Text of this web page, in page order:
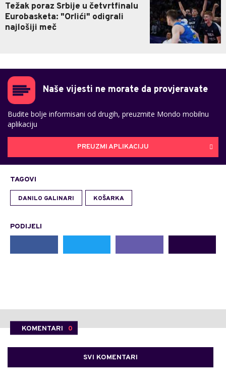
Težak poraz Srbije u četvrtfinalu
Eurobasketa: "Orlići" odigrali
najlošiji meč
Naše vijesti ne morate da provjeravate
Budite bolje informisani od drugih, preuzmite Mondo mobilnu
aplikaciju
PREUZMI APLIKACIJU
TAGOVI
DANILO GALINARI KOŠARKA
PODIJELI
KOMENTARI 0
SVI KOMENTARI